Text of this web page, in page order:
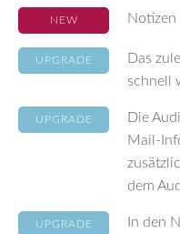
NEW Notizen
UPGRADE
Das
schnell
UPGRADE
Die
Mail-
dem
UPGRADE
In den